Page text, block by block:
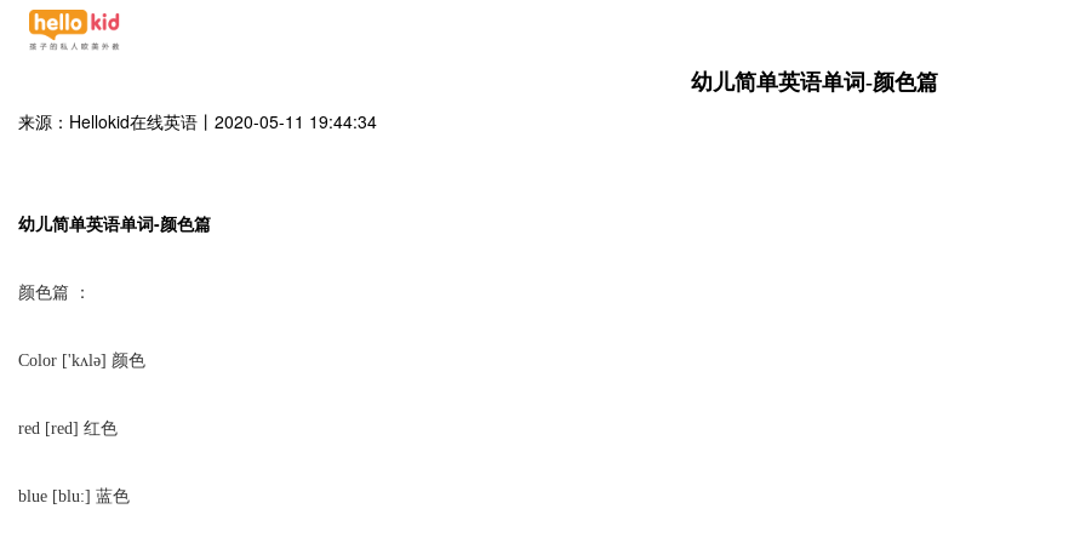
幼儿简单英语单词-颜色篇
来源：Hellokid在线英语 丨 2020-05-11 19:44:34
幼儿简单英语单词-颜色篇
颜色篇 ：
Color ['kʌlə] 颜色
red [red] 红色
blue [blu:] 蓝色